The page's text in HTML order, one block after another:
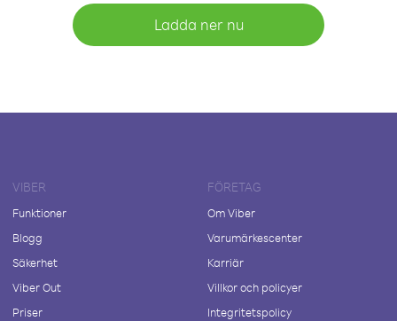
Ladda ner nu
VIBER
Funktioner
Blogg
Säkerhet
Viber Out
Priser
FÖRETAG
Om Viber
Varumärkescenter
Karriär
Villkor och policyer
Integritetspolicy